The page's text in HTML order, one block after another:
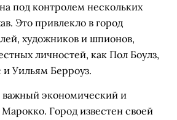
под контролем нескольких
Это привлекло в город
художников и шпионов,
личностей, как Пол Боулз,
Уильям Берроуз.
экономический и
Город известен своей